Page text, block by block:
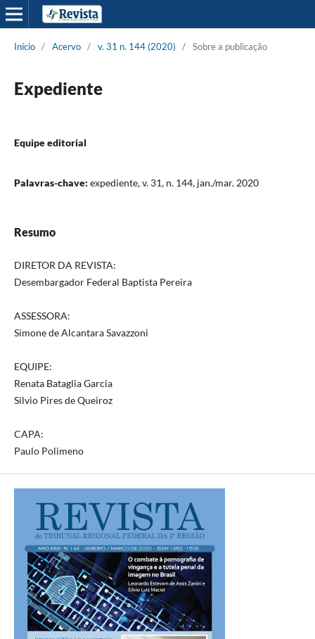
Início / Acervo / v. 31 n. 144 (2020) / Sobre a publicação
Expediente
Equipe editorial
Palavras-chave: expediente, v. 31, n. 144, jan./mar. 2020
Resumo
DIRETOR DA REVISTA:
Desembargador Federal Baptista Pereira
ASSESSORA:
Simone de Alcantara Savazzoni
EQUIPE:
Renata Bataglia Garcia
Silvio Pires de Queiroz
CAPA:
Paulo Polimeno